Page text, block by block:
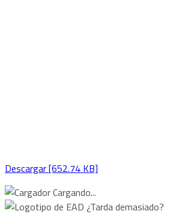
Descargar [652.74 KB]
Cargando...
¿Tarda demasiado?